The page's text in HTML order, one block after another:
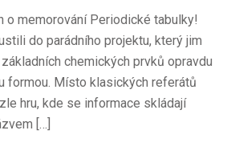
o memorování Periodické tabulky!
do parádního projektu, který jim
chemických prvků opravdu
formou. Místo klasických referátů
hru, kde se informace skládají
[…]